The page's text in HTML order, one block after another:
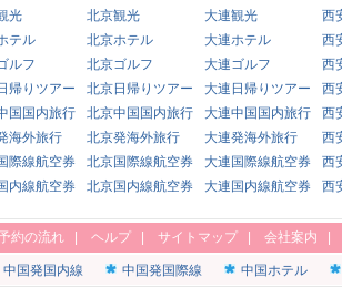
光 北京観光 大連観光 西
テル 北京ホテル 大連ホテル 西
ルフ 北京ゴルフ 大連ゴルフ 西
帰りツアー 北京日帰りツアー 大連日帰りツアー 西
国国内旅行 北京中国国内旅行 大連中国国内旅行 西
海外旅行 北京発海外旅行 大連発海外旅行 西
際線航空券 北京国際線航空券 大連国際線航空券 西
内線航空券 北京国内線航空券 大連国内線航空券 西
約の流れ ヘルプ サイトマップ 会社案内
中国発国内線 中国発国際線 中国ホテル